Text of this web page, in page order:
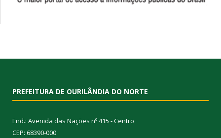
PREFEITURA DE OURILÂNDIA DO NORTE
End.: Avenida das Nações nº 415 - Centro
CEP: 68390-000